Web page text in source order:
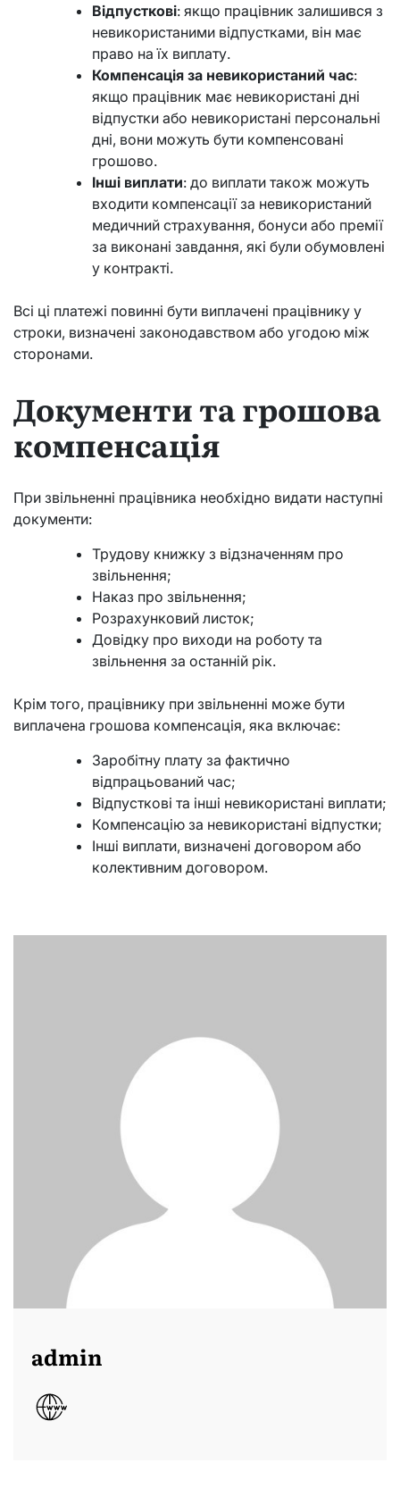
Відпусткові: якщо працівник залишився з
невикористаними відпустками, він має
право на їх виплату.
Компенсація за невикористаний час:
якщо працівник має невикористані дні
відпустки або невикористані персональні
дні, вони можуть бути компенсовані
грошово.
Інші виплати: до виплати також можуть
входити компенсації за невикористаний
медичний страхування, бонуси або премії
за виконані завдання, які були обумовлені
у контракті.
Всі ці платежі повинні бути виплачені працівнику у
строки, визначені законодавством або угодою між
сторонами.
Документи та грошова
компенсація
При звільненні працівника необхідно видати наступні
документи:
Трудову книжку з відзначенням про
звільнення;
Наказ про звільнення;
Розрахунковий листок;
Довідку про виходи на роботу та
звільнення за останній рік.
Крім того, працівнику при звільненні може бути
виплачена грошова компенсація, яка включає:
Заробітну плату за фактично
відпрацьований час;
Відпусткові та інші невикористані виплати;
Компенсацію за невикористані відпустки;
Інші виплати, визначені договором або
колективним договором.
admin